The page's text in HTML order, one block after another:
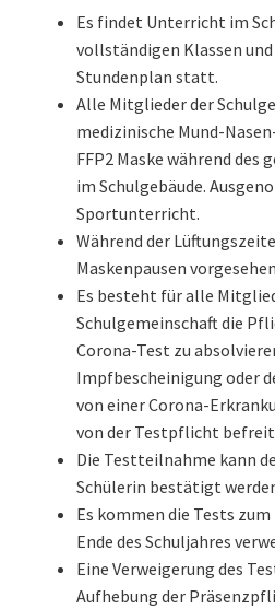
Eltern & Schüler
News
Archiv
Schuljahr 2024/25
Schuljahr 2023/24
Schuljahr 2022/23
Schuljahr 2021/22
Schuljahr 2020/21
Schuljahr 2019/20
Es findet Unterricht im
vollständigen Klassen und
Stundenplan statt.
Alle Mitglieder der
medizinische Mund-
FFP2 Maske während
im Schulgebäude.
Sportunterricht.
Während der
Maskenpausen
Es besteht für alle
Schulgemeinschaft die
Corona-Test zu
Impfbescheinigung oder
von einer Corona-
von der Testpflicht
Die Testteilnahme kann
Schülerin bestätigt
Es kommen die Tests
Ende des Schuljahres
Eine Verweigerung des
Aufhebung der